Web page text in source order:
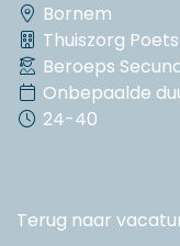
Bornem
Thuiszorg Poets
Beroeps
Onbepaalde
24-40
Terug naar